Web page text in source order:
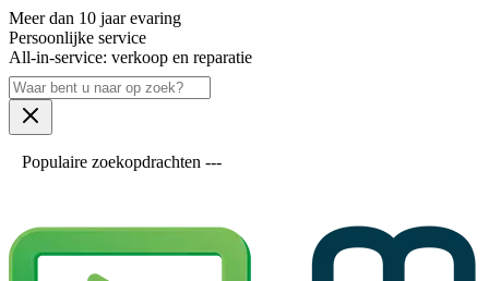
Meer dan 10 jaar evaring
Persoonlijke service
All-in-service: verkoop en reparatie
Populaire zoekopdrachten ---